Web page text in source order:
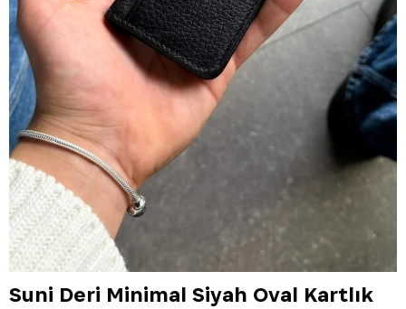
Suni Deri Minimal Siyah Oval Kartlık